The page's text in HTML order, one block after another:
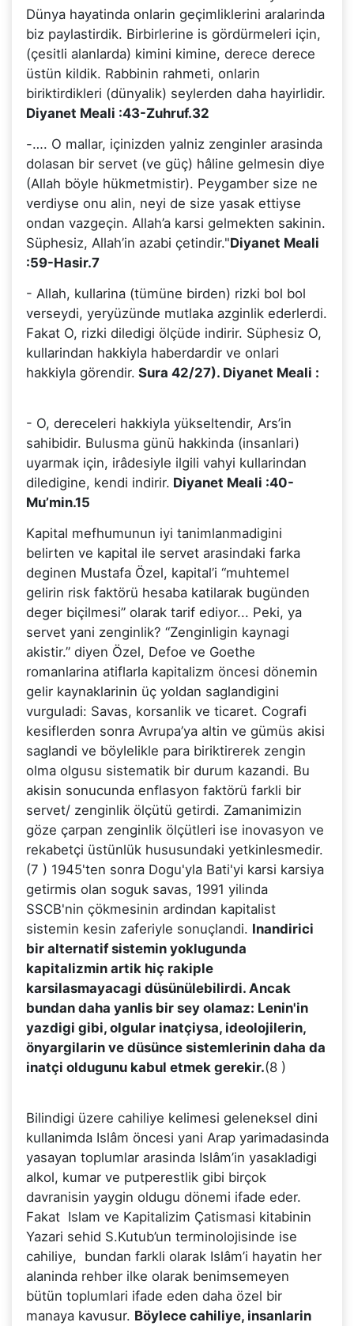
Dünya hayatinda onlarin geçimliklerini aralarinda
biz paylastirdik. Birbirlerine is gördürmeleri için,
(çesitli alanlarda) kimini kimine, derece derece
üstün kildik. Rabbinin rahmeti, onlarin
biriktirdikleri (dünyalik) seylerden daha hayirlidir.
Diyanet Meali :43-Zuhruf.32
-…. O mallar, içinizden yalniz zenginler arasinda
dolasan bir servet (ve güç) hâline gelmesin diye
(Allah böyle hükmetmistir). Peygamber size ne
verdiyse onu alin, neyi de size yasak ettiyse
ondan vazgeçin. Allah’a karsi gelmekten sakinin.
Süphesiz, Allah’in azabi çetindir."Diyanet Meali
:59-Hasir.7
- Allah, kullarina (tümüne birden) rizki bol bol
verseydi, yeryüzünde mutlaka azginlik ederlerdi.
Fakat O, rizki diledigi ölçüde indirir. Süphesiz O,
kullarindan hakkiyla haberdardir ve onlari
hakkiyla görendir. Sura 42/27). Diyanet Meali :
- O, dereceleri hakkiyla yükseltendir, Ars’in
sahibidir. Bulusma günü hakkinda (insanlari)
uyarmak için, irâdesiyle ilgili vahyi kullarindan
diledigine, kendi indirir. Diyanet Meali :40-
Mu’min.15
Kapital mefhumunun iyi tanimlanmadigini
belirten ve kapital ile servet arasindaki farka
deginen Mustafa Özel, kapital’i “muhtemel
gelirin risk faktörü hesaba katilarak bugünden
deger biçilmesi” olarak tarif ediyor... Peki, ya
servet yani zenginlik? “Zenginligin kaynagi
akistir.” diyen Özel, Defoe ve Goethe
romanlarina atiflarla kapitalizm öncesi dönemin
gelir kaynaklarinin üç yoldan saglandigini
vurguladi: Savas, korsanlik ve ticaret. Cografi
kesiflerden sonra Avrupa’ya altin ve gümüs akisi
saglandi ve böylelikle para biriktirerek zengin
olma olgusu sistematik bir durum kazandi. Bu
akisin sonucunda enflasyon faktörü farkli bir
servet/ zenginlik ölçütü getirdi. Zamanimizin
göze çarpan zenginlik ölçütleri ise inovasyon ve
rekabetçi üstünlük hususundaki yetkinlesmedir.
(7 ) 1945'ten sonra Dogu'yla Bati'yi karsi karsiya
getirmis olan soguk savas, 1991 yilinda
SSCB'nin çökmesinin ardindan kapitalist
sistemin kesin zaferiyle sonuçlandi. Inandirici
bir alternatif sistemin yoklugunda
kapitalizmin artik hiç rakiple
karsilasmayacagi düsünülebilirdi. Ancak
bundan daha yanlis bir sey olamaz: Lenin'in
yazdigi gibi, olgular inatçiysa, ideolojilerin,
önyargilarin ve düsünce sistemlerinin daha da
inatçi oldugunu kabul etmek gerekir.(8 )
Bilindigi üzere cahiliye kelimesi geleneksel dini
kullanimda Islâm öncesi yani Arap yarimadasinda
yasayan toplumlar arasinda Islâm’in yasakladigi
alkol, kumar ve putperestlik gibi birçok
davranisin yaygin oldugu dönemi ifade eder.
Fakat Islam ve Kapitalizim Çatismasi kitabinin
Yazari sehid S.Kutub’un terminolojisinde ise
cahiliye, bundan farkli olarak Islâm’i hayatin her
alaninda rehber ilke olarak benimsemeyen
bütün toplumlari ifade eden daha özel bir
manaya kavusur. Böylece cahiliye, insanlarin